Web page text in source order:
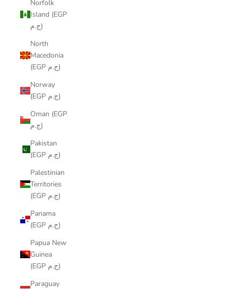
Norfolk
Island (EGP
ج.م)
North
Macedonia
(EGP ج.م)
Norway
(EGP ج.م)
Oman (EGP
ج.م)
Pakistan
(EGP ج.م)
Palestinian
Territories
(EGP ج.م)
Panama
(EGP ج.م)
Papua New
Guinea
(EGP ج.م)
Paraguay